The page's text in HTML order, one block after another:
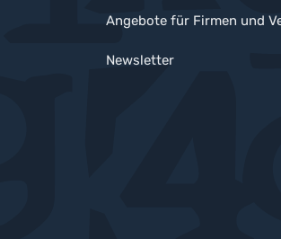
Angebote für Firmen und
Newsletter